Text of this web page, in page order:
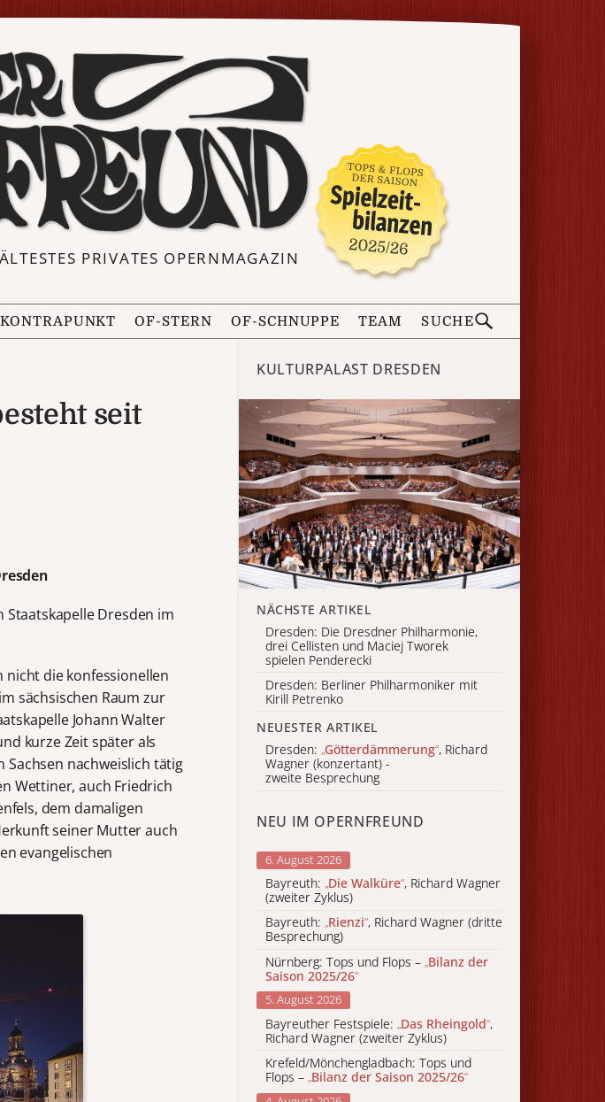
PRIVATES OPERNMAGAZIN
KONTRAPUNKT OF-STERN OF-SCHNUPPE TEAM SUCHE
seit
Staatskapelle Dresden im
nicht die konfessionellen
sächsischen Raum zur
Johann Walter
kurze Zeit später als
Sachsen nachweislich tätig
Wettiner, auch Friedrich
dem damaligen
seiner Mutter auch
evangelischen
KULTURPALAST DRESDEN
NÄCHSTE ARTIKEL
Dresden: Die Dresdner Philharmonie,
drei Cellisten und Maciej Tworek
spielen Penderecki
Dresden: Berliner Philharmoniker mit
Kirill Petrenko
NEUESTER ARTIKEL
Dresden: „Götterdämmerung“, Richard
Wagner (konzertant) -
zweite Besprechung
NEU IM OPERNFREUND
6. August 2026
Bayreuth: „Die Walküre“, Richard Wagner
(zweiter Zyklus)
Bayreuth: „Rienzi“, Richard Wagner (dritte
Besprechung)
Nürnberg: Tops und Flops – „Bilanz der
Saison 2025/26“
5. August 2026
Bayreuther Festspiele: „Das Rheingold“,
Richard Wagner (zweiter Zyklus)
Krefeld/Mönchengladbach: Tops und
Flops – „Bilanz der Saison 2025/26“